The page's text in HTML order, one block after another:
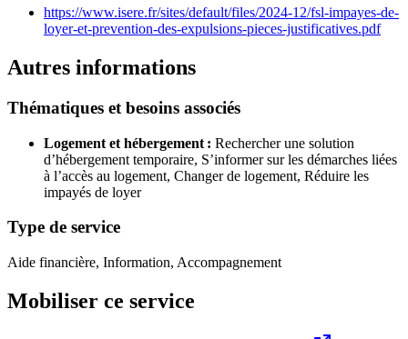
https://www.isere.fr/sites/default/files/2024-12/fsl-impayes-de-
loyer-et-prevention-des-expulsions-pieces-justificatives.pdf
Autres informations
Thématiques et besoins associés
Logement et hébergement : Rechercher une solution
d’hébergement temporaire, S’informer sur les démarches liées
à l’accès au logement, Changer de logement, Réduire les
impayés de loyer
Type de service
Aide financière, Information, Accompagnement
Mobiliser ce service